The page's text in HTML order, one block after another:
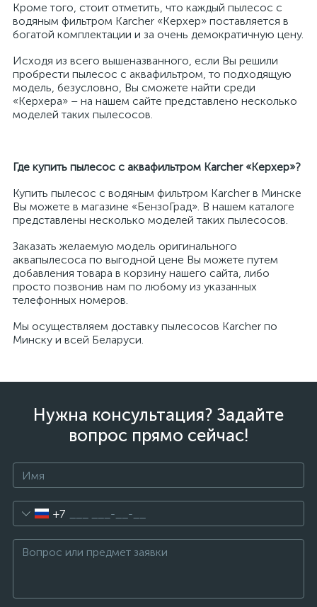
Кроме того, стоит отметить, что каждый пылесос с
водяным фильтром Karcher «Керхер» поставляется в
богатой комплектации и за очень демократичную цену.
Исходя из всего вышеназванного, если Вы решили
пробрести пылесос с аквафильтром, то подходящую
модель, безусловно, Вы сможете найти среди
«Керхера» – на нашем сайте представлено несколько
моделей таких пылесосов.
Где купить пылесос с аквафильтром Karcher«Керхер»?
Купить пылесос с водяным фильтром Karcher в Минске
Вы можете в магазине «БензоГрад». В нашем каталоге
представлены несколько моделей таких пылесосов.
Заказать желаемую модель оригинального
аквапылесоса по выгодной цене Вы можете путем
добавления товара в корзину нашего сайта, либо
просто позвонив нам по любому из указанных
телефонных номеров.
Мы осуществляем доставку пылесосов Karcher по
Минску и всей Беларуси.
Нужна консультация? Задайте
вопрос прямо сейчас!
+7